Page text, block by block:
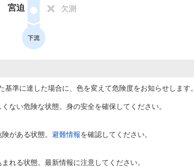
宮迫 欠測
準に達した場合に、色を変えて危険度をお知らせします。
ない危険な状態。身の安全を確保してください。
がある状態。 避難情報を確認してください。
れる状態。最新情報に注意してください。